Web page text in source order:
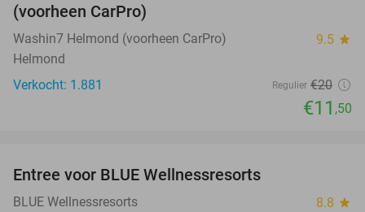
(voorheen CarPro)
Washin7 Helmond (voorheen CarPro) 9.5 star
Helmond
Verkocht: 1.881
Regulier €20
€11 ,50
Entree voor BLUE Wellnessresorts
BLUE Wellnessresorts 8.8 star